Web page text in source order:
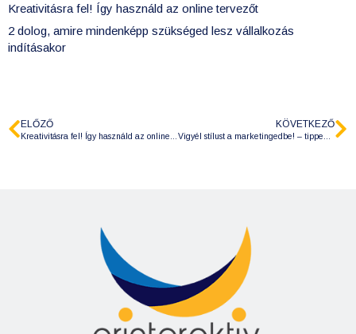
Kreativitásra fel! Így használd az online tervezőt
2 dolog, amire mindenképp szükséged lesz vállalkozás
indításakor
ELŐZŐ KÖVETKEZŐ